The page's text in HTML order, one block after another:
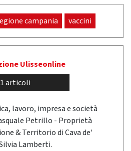
campania vaccini
Ulisseonline
articoli
lavoro, impresa e società
Petrillo - Proprietà
& Territorio di Cava de'
Lamberti.